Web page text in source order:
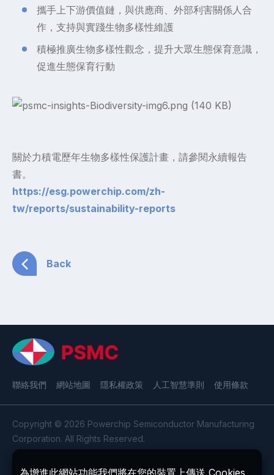
攜手上下游價值鏈，與供應商、外部利害關係人合
作，支持與實踐生物多樣性維護
積極推廣生物多樣性觀念，提升大眾生態保育意識，
促進生態保育行動
關於力積電歷年生物多樣性保護計畫，請參閱永續報告
書。
https://esg.powerchip.com/zh-
tw/reports/sustainability-reports
Back
Copyright © 2026 Powerchip Semiconductor Manufacturing
Corporation. All Rights Reserved.
聯絡我們 網站地圖 隱私權政策 人工智慧準則 使用條款
為增進此網站功能我們將在您的裝置上傳送 Cookies